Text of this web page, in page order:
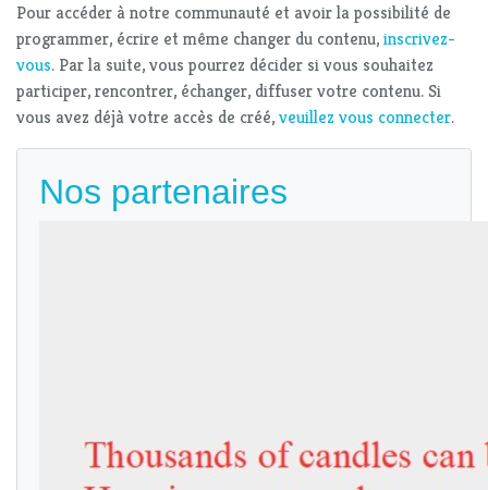
Pour accéder à notre communauté et avoir la possibilité de
programmer, écrire et même changer du contenu,inscrivez-
vous. Par la suite, vous pourrez décider si vous souhaitez
participer, rencontrer, échanger, diffuser votre contenu. Si
vous avez déjà votre accès de créé,veuillez vous connecter.
Nos partenaires